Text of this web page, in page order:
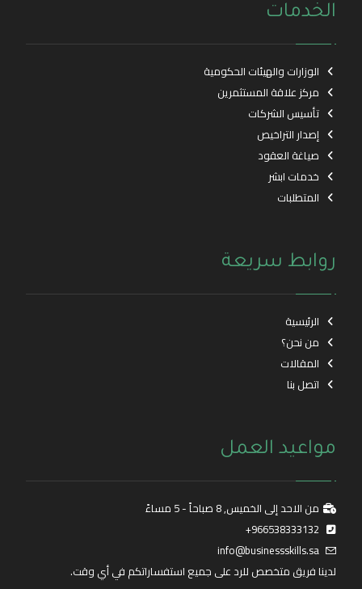
الخدمات
الوزارات والهيئات الحكومية
مركز علاقة المستثمرين
تأسيس الشركات
إصدار التراخيص
صياغة العقود
خدمات ابشر
المتطلبات
روابط سريعة
الرئيسية
من نحن؟
المقالات
اتصل بنا
مواعيد العمل
من الاحد إلى الخميس, 8 صباحاً - 5 مساءً
966538333132+
info@businessskills.sa
لدينا فريق متخصص للرد على جميع استفساراتكم في أي وقت.